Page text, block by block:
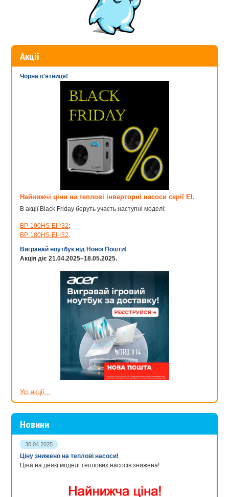
складність технічного обслуговування і ремонтопридатність
обладнання. Так, насоси Emaux прості в обслуговуванні,
експлуатації та для ремонту в Україні є безліч сервісних центрів.
Акції
Чорна п'ятниця!
Найнижчі ціни на теплові інверторні насоси серії EI.
В акції Black Friday беруть участь наступні моделі:
BP-100HS-EI-r32;
BP-180HS-EI-r32.
Вигравай ноутбук від Нової Пошти!
Акція діє 21.04.2025–18.05.2025.
Усі акції...
Новини
30.04.2025
Ціну знижено на теплові насоси!
Ціна на деякі моделі теплових насосів знижена!